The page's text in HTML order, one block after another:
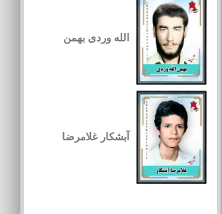
الله وردی بهمن
آبشکار غلامرضا